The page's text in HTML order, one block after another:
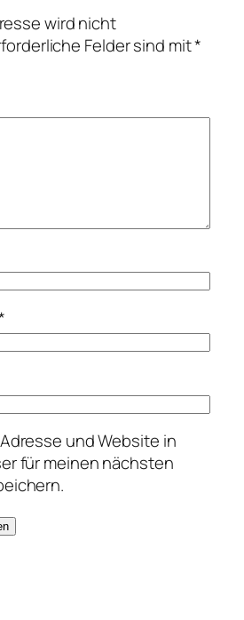
wird nicht
Felder sind mit*
und Website in
für meinen nächsten